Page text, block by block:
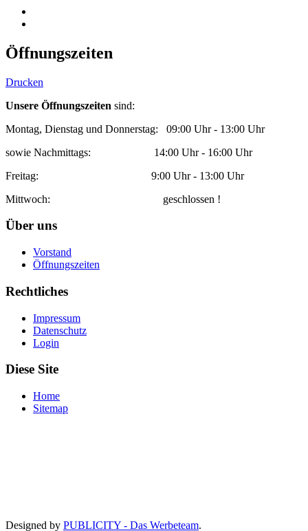
Öffnungszeiten
Drucken
Unsere Öffnungszeiten sind:
Montag, Dienstag und Donnerstag: 09:00 Uhr - 13:00 Uhr
sowie Nachmittags: 14:00 Uhr - 16:00 Uhr
Freitag: 9:00 Uhr - 13:00 Uhr
Mittwoch: geschlossen !
Über uns
Vorstand
Öffnungszeiten
Rechtliches
Impressum
Datenschutz
Login
Diese Site
Home
Sitemap
Designed by PUBLICITY - Das Werbeteam.